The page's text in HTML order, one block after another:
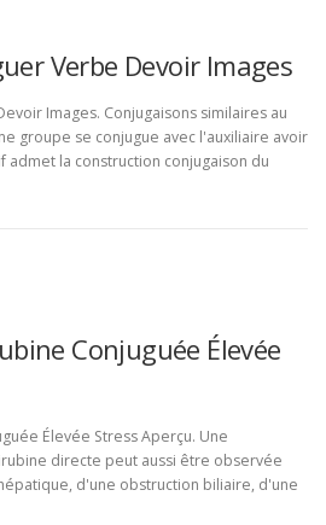
Verbe Devoir Images
Images. Conjugaisons similaires au
groupe se conjugue avec l'auxiliaire avoir
la construction conjugaison du
Conjuguée Élevée
Élevée Stress Aperçu. Une
directe peut aussi être observée
d'une obstruction biliaire, d'une